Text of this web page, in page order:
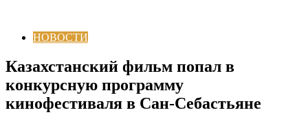
НОВОСТИ
Казахстанский фильм попал в
конкурсную программу
кинофестиваля в Сан-Себастьяне